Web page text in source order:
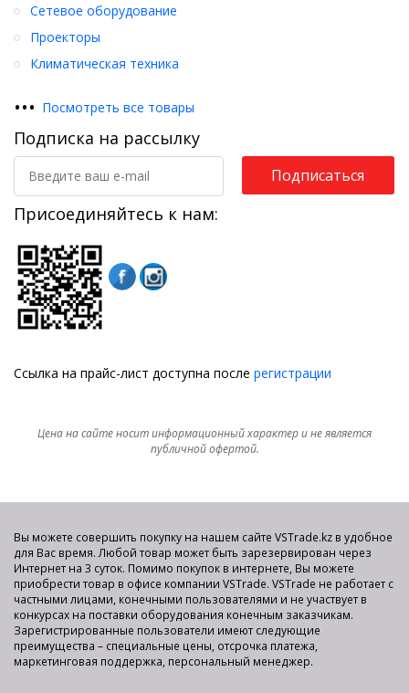
Сетевое оборудование
Проекторы
Климатическая техника
••• Посмотреть все товары
Подписка на рассылку
Подписаться
Присоединяйтесь к нам:
Ссылка на прайс-лист доступна после регистрации
Цена на сайте носит информационный характер и не является
публичной офертой.
Вы можете совершить покупку на нашем сайте VSTrade.kz в удобное
для Вас время. Любой товар может быть зарезервирован через
Интернет на 3 суток. Помимо покупок в интернете, Вы можете
приобрести товар в офисе компании VSTrade. VSTrade не работает с
частными лицами, конечными пользователями и не участвует в
конкурсах на поставки оборудования конечным заказчикам.
Зарегистрированные пользователи имеют следующие
преимущества – специальные цены, отсрочка платежа,
маркетинговая поддержка, персональный менеджер.